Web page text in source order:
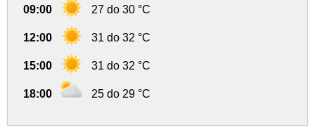
09:00 27 do 30 °C
12:00 31 do 32 °C
15:00 31 do 32 °C
18:00 25 do 29 °C